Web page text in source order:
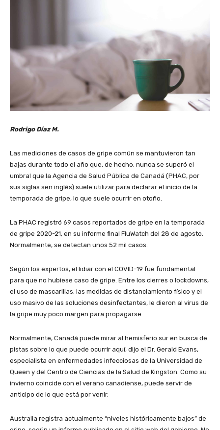
Rodrigo Díaz M.
Las mediciones de casos de gripe común se mantuvieron tan
bajas durante todo el año que, de hecho, nunca se superó el
umbral que la Agencia de Salud Pública de Canadá (PHAC, por
sus siglas sen inglés) suele utilizar para declarar el inicio de la
temporada de gripe, lo que suele ocurrir en otoño.
La PHAC registró 69 casos reportados de gripe en la temporada
de gripe 2020-21, en su informe final FluWatch del 28 de agosto.
Normalmente, se detectan unos 52 mil casos.
Según los expertos, el lidiar con el COVID-19 fue fundamental
para que no hubiese caso de gripe. Entre los cierres o lockdowns,
el uso de mascarillas, las medidas de distanciamiento físico y el
uso masivo de las soluciones desinfectantes, le dieron al virus de
la gripe muy poco margen para propagarse.
Normalmente, Canadá puede mirar al hemisferio sur en busca de
pistas sobre lo que puede ocurrir aquí, dijo el Dr. Gerald Evans,
especialista en enfermedades infecciosas de la Universidad de
Queen y del Centro de Ciencias de la Salud de Kingston. Como su
invierno coincide con el verano canadiense, puede servir de
anticipo de lo que está por venir.
Australia registra actualmente “niveles históricamente bajos” de